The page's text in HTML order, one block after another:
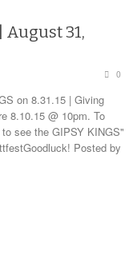
31,
0
on 8.31.15 | Giving
8.10.15 @ 10pm. To
see the GIPSY KINGS"
Posted by